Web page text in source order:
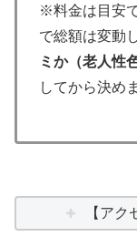
※料金は目安
で総額は変動
ミか（老人性
してから決め
【アク